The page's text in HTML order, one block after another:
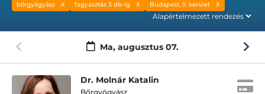
bőrgyógyász fagyasztás 3 db-ig Budapest, II. kerület
Ma, augusztus 07.
Dr. Molnár Katalin
Bőrgyógyász